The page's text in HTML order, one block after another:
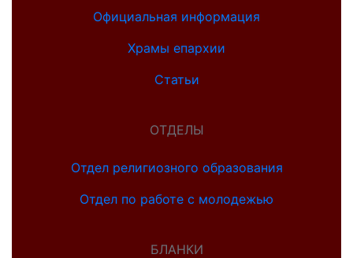
Официальная информация
Храмы епархии
Статьи
ОТДЕЛЫ
Отдел религиозного образования
Отдел по работе с молодежью
БЛАНКИ